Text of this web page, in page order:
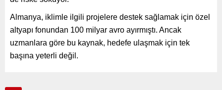
Almanya, iklimle ilgili projelere destek sağlamak için özel
altyapı fonundan 100 milyar avro ayırmıştı. Ancak
uzmanlara göre bu kaynak, hedefe ulaşmak için tek
başına yeterli değil.